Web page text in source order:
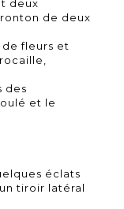
deux
de deux
fleurs et
des
et le
éclats
tiroir latéral